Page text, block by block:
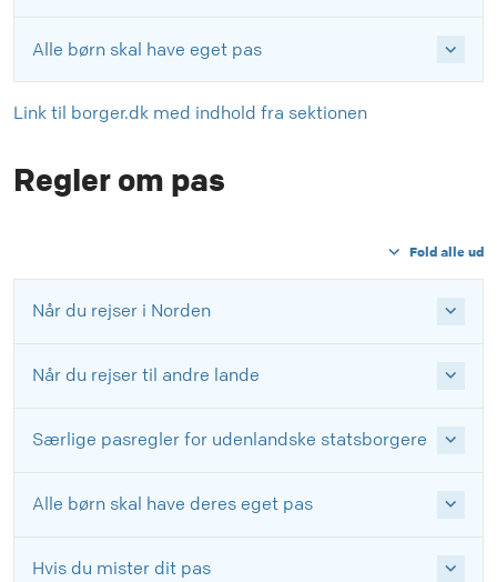
Alle børn skal have eget pas
Link til borger.dk med indhold fra sektionen
Regler om pas
Fold alle ud
Når du rejser i Norden
Når du rejser til andre lande
Særlige pasregler for udenlandske statsborgere
Alle børn skal have deres eget pas
Hvis du mister dit pas